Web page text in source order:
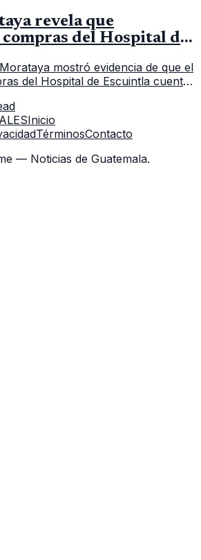
revela que
compras del Hospital de
mostró evidencia de que el
del Hospital de Escuintla cuenta
Inicio
TérminosContacto
— Noticias de Guatemala.